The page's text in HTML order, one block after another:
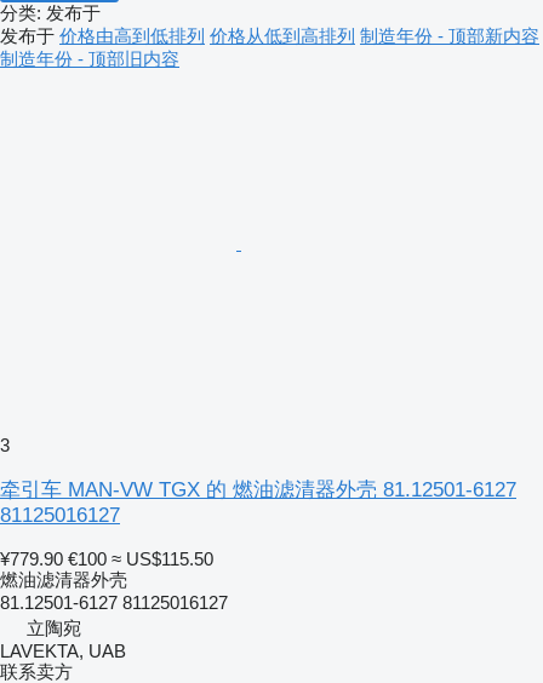
分类: 发布于
发布于 价格由高到低排列 价格从低到高排列 制造年份 - 顶部新内容
制造年份 - 顶部旧内容
3
牵引车 MAN-VW TGX 的 燃油滤清器外壳 81.12501-6127
81125016127
¥779.90 €100 ≈ US$115.50
燃油滤清器外壳
81.12501-6127 81125016127
立陶宛
LAVEKTA, UAB
联系卖方